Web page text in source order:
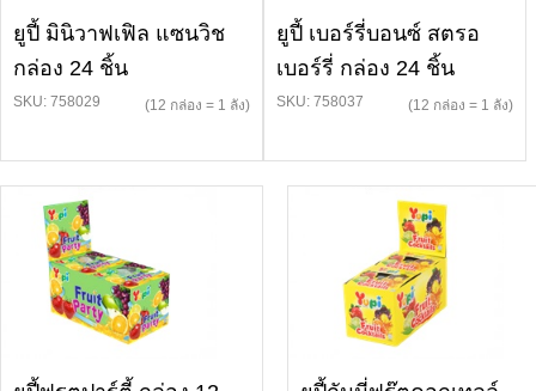
ยูปี้ มินิวาฟเฟิล แซนวิช
กล่อง 24 ชิ้น
SKU: 758029 (12 กล่อง = 1 ลัง)
ยูปี้ เบอร์รี่บอนซ์ สตรอ
เบอร์รี่ กล่อง 24 ชิ้น
SKU: 758037 (12 กล่อง = 1 ลัง)